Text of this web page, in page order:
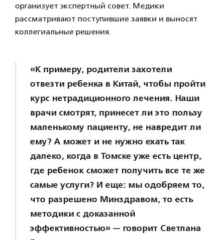
организует экспертный совет. Медики
рассматривают поступившие заявки и выносят
коллегиальные решения.
«К примеру, родители захотели
отвезти ребенка в Китай, чтобы пройти
курс нетрадиционного лечения. Наши
врачи смотрят, принесет ли это пользу
маленькому пациенту, не навредит ли
ему? А может и не нужно ехать так
далеко, когда в Томске уже есть центр,
где ребенок сможет получить все те же
самые услуги? И еще: мы одобряем то,
что разрешено Минздравом, то есть
методики с доказанной
эффективностью» — говорит Светлана